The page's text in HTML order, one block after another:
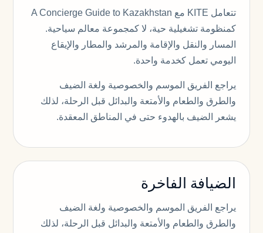
تتعامل KITE مع A Concierge Guide to Kazakhstan
كمنظومة تشغيلية حية، لا كمجموعة معالم سياحية.
المسار والنقل والإقامة والمرشد والمطار والإيقاع
اليومي تعمل كخدمة واحدة.
يراجع الفريق الموسم والخصوصية ولغة الضيف
والطرق والطعام والأمتعة والبدائل قبل الرحلة، لذلك
يشعر الضيف بالهدوء حتى في المناطق المعقدة.
الضيافة الفاخرة
يراجع الفريق الموسم والخصوصية ولغة الضيف
والطرق والطعام والأمتعة والبدائل قبل الرحلة، لذلك